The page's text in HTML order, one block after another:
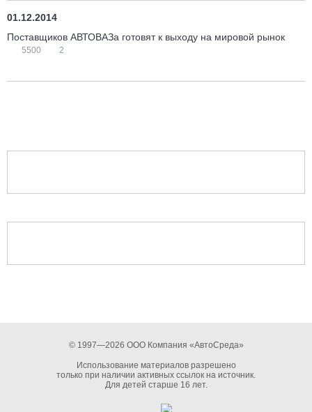
01.12.2014
Поставщиков АВТОВАЗа готовят к выходу на мировой рынок
5500 2
© 1997—2026 ООО Компания «АвтоСреда»
Использование материалов разрешено
только при наличии активных ссылок на источник.
Для детей старше 16 лет.